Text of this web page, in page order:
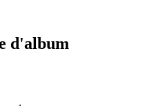
d'album